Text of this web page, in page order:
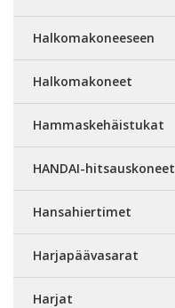
Halkomakoneeseen
Halkomakoneet
Hammaskehäistukat
HANDAI-hitsauskoneet
Hansahiertimet
Harjapäävasarat
Harjat